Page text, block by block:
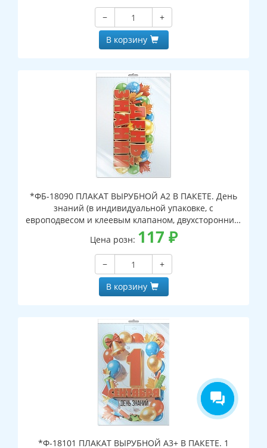
−
+
В корзину
*ФБ-18090 ПЛАКАТ ВЫРУБНОЙ А2 В ПАКЕТЕ. День
знаний (в индивидуальной упаковке, с
европодвесом и клеевым клапаном, двухсторонний,
ВД-лак)
Цена розн: 117 ₽
−
+
В корзину
*Ф-18101 ПЛАКАТ ВЫРУБНОЙ А3+ В ПАКЕТЕ. 1